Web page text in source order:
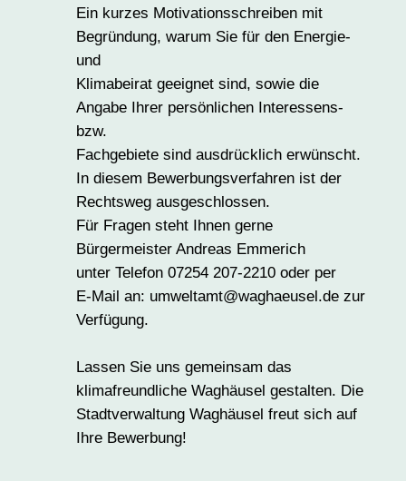
Ein kurzes Motivationsschreiben mit
Begründung, warum Sie für den Energie-
und
Klimabeirat geeignet sind, sowie die
Angabe Ihrer persönlichen Interessens-
bzw.
Fachgebiete sind ausdrücklich erwünscht.
In diesem Bewerbungsverfahren ist der
Rechtsweg ausgeschlossen.
Für Fragen steht Ihnen gerne
Bürgermeister Andreas Emmerich
unter Telefon 07254 207-2210 oder per
E-Mail an: umweltamt@waghaeusel.de zur
Verfügung.
Lassen Sie uns gemeinsam das
klimafreundliche Waghäusel gestalten. Die
Stadtverwaltung Waghäusel freut sich auf
Ihre Bewerbung!